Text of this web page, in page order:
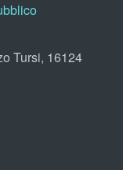
Tursi, 16124